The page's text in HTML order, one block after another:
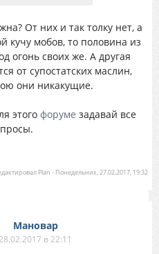
От них и так толку нет, а
кучу мобов, то половина из
огонь своих же. А другая
от супостатских маслин,
они никакущие.
этого форуме задавай все
Plan - Понедельник, 27.02.2017, 19:32
Мановар
в 22:11